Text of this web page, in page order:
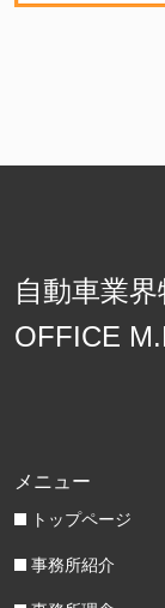
自動車業
OFFICE
メニュー
トップページ
事務所紹介